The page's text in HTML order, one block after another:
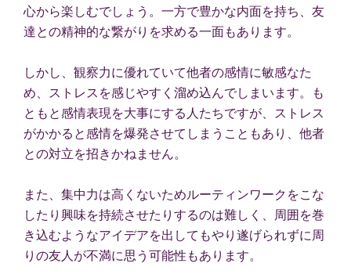
心から楽しむでしょう。一方で豊かな内面を持ち、友
達との精神的な繋がりを求める一面もあります。
しかし、観察力に優れていて他者の感情に敏感なた
め、ストレスを感じやすく溜め込んでしまいます。も
ともと感情表現を大事にする人たちですが、ストレス
がかかると感情を爆発させてしまうこともあり、他者
との対立を招きかねません。
また、集中力は高くないためルーティンワークをこな
したり興味を持続させたりするのは難しく、周囲を巻
き込むようなアイデアを出してもやり遂げられずに周
りの友人が不満に思う可能性もあります。